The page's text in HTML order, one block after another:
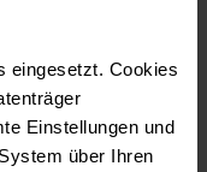
eingesetzt. Cookies
Einstellungen und
über Ihren